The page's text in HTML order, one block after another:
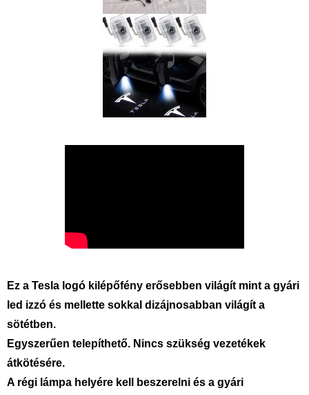
Ez a Tesla logó kilépőfény erősebben világít mint a gyári
led izzó és mellette sokkal dizájnosabban világít a
sötétben.
Egyszerűen telepíthető. Nincs szükség vezetékek
átkötésére.
A régi lámpa helyére kell beszerelni és a gyári